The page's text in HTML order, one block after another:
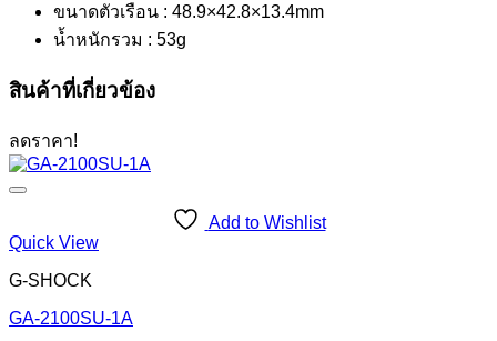
ขนาดตัวเรือน : 48.9×42.8×13.4mm
น้ำหนักรวม : 53g
สินค้าที่เกี่ยวข้อง
ลดราคา!
Add to Wishlist
Quick View
G-SHOCK
GA-2100SU-1A